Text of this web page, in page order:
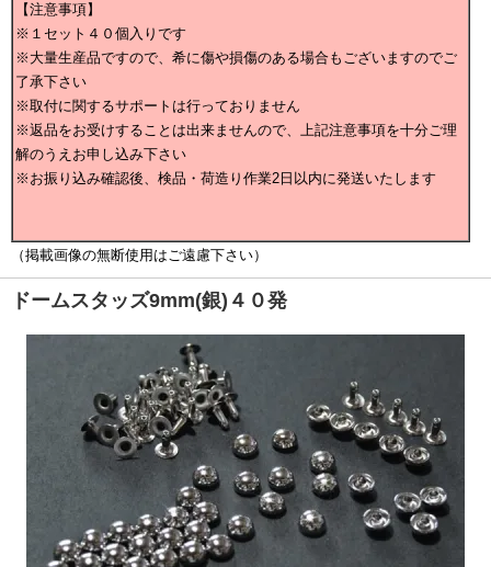
【注意事項】
※１セット４０個入りです
※大量生産品ですので、希に傷や損傷のある場合もございますのでご
了承下さい
※取付に関するサポートは行っておりません
※返品をお受けすることは出来ませんので、上記注意事項を十分ご理
解のうえお申し込み下さい
※お振り込み確認後、検品・荷造り作業2日以内に発送いたします
（掲載画像の無断使用はご遠慮下さい）
ドームスタッズ9mm(銀)４０発